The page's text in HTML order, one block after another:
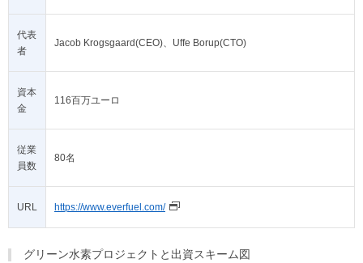
代表
者
Jacob Krogsgaard(CEO)、Uffe Borup(CTO)
資本
金
116百万ユーロ
従業
員数
80名
URL https://www.everfuel.com/
グリーン水素プロジェクトと出資スキーム図